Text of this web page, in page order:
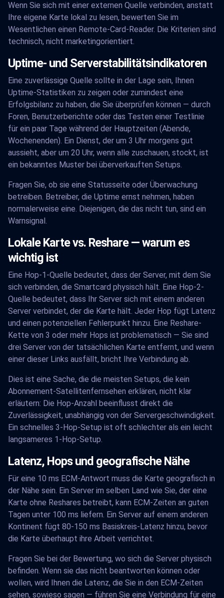
Wenn Sie sich mit einer externen Quelle verbinden, anstatt
Ihre eigene Karte lokal zu lesen, bewerten Sie im
Wesentlichen einen Remote-Card-Reader. Die Kriterien sind
technisch, nicht marketingorientiert.
Uptime- und Serverstabilitätsindikatoren
Eine zuverlässige Quelle sollte in der Lage sein, Ihnen
Uptime-Statistiken zu zeigen oder zumindest eine
Erfolgsbilanz zu haben, die Sie überprüfen können — durch
Foren, Benutzerberichte oder das Testen einer Testlinie
für ein paar Tage während der Hauptzeiten (Abende,
Wochenenden). Ein Dienst, der um 3 Uhr morgens gut
aussieht, aber um 20 Uhr, wenn alle zuschauen, stockt, ist
ein bekanntes Muster bei überverkauften Setups.
Fragen Sie, ob sie eine Statusseite oder Überwachung
betreiben. Betreiber, die Uptime ernst nehmen, haben
normalerweise eine. Diejenigen, die das nicht tun, sind ein
Warnsignal.
Lokale Karte vs. Reshare — warum es
wichtig ist
Eine Hop-1-Quelle bedeutet, dass der Server, mit dem Sie
sich verbinden, die Smartcard physisch hält. Eine Hop-2-
Quelle bedeutet, dass Ihr Server sich mit einem anderen
Server verbindet, der die Karte hält. Jeder Hop fügt Latenz
und einen potenziellen Fehlerpunkt hinzu. Eine Reshare-
Kette von 3 oder mehr Hops ist problematisch — Sie sind
drei Server von der tatsächlichen Karte entfernt, und wenn
einer dieser Links ausfällt, bricht Ihre Verbindung ab.
Dies ist eine Sache, die die meisten Setups, die kein
Abonnement-Satellitenfernsehen erklären, nicht klar
erläutern: Die Hop-Anzahl beeinflusst direkt die
Zuverlässigkeit, unabhängig von der Servergeschwindigkeit.
Ein schnelles 3-Hop-Setup ist oft schlechter als ein leicht
langsameres 1-Hop-Setup.
Latenz, Hops und geografische Nähe
Für eine 10 ms ECM-Antwort muss die Karte geografisch in
der Nähe sein. Ein Server im selben Land wie Sie, der eine
Karte ohne Reshares betreibt, kann ECM-Zeiten an guten
Tagen unter 100 ms liefern. Ein Server auf einem anderen
Kontinent fügt 80-150 ms Basiskreis-Latenz hinzu, bevor
die Karte überhaupt ihre Arbeit verrichtet.
Fragen Sie bei der Bewertung, wo sich die Server physisch
befinden. Wenn sie das nicht beantworten können oder
wollen, wird Ihnen die Latenz, die Sie in den ECM-Zeiten
sehen, sowieso sagen — führen Sie eine Verbindung für eine